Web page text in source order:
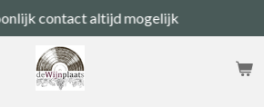
contact altijd mogelijk